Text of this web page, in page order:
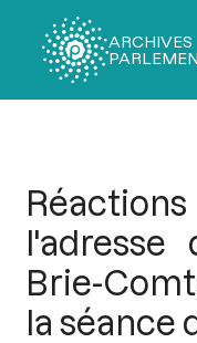
ARCHIVES
l'adresse
Brie-
la séance